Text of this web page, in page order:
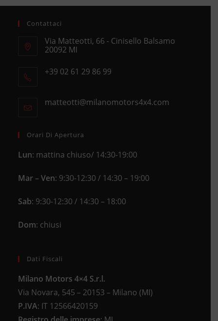
Contattaci
Via Matteotti, 66 - Cinisello Balsamo
20092 MI
in
+39 02 61 29 86 99
your
matteotti@milanomotors4x4.comOpens
Orari Di Apertura
Lun: mattina chiuso/ 14:30-19:00
Mar – Ven: 9:30-12:30 / 14:30 – 19:00
Sab: 9:30-12:30 / 14:30 – 18:00
Dom: chiusi
Dati Fiscali
Milano Motors 4×4 S.r.l.
Via Novara, 545 – 20153 – Milano (MI)
P.IVA: IT 12566420159